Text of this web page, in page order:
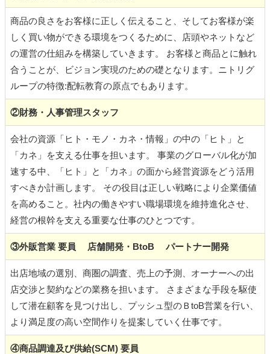
商品の良さをお客様に正しく伝えること、そしてお客様が楽
しく買い物ができる環境をつくるために、店頭やネットなど
の運営の仕組みを構築していきます。 お客様と商品とに触れ
合うことが、ビジョン実現のための礎となります。ニトリグ
ループの特徴:配転教育の原点でもあります。
②財務・人事管理スタッフ
会社の資源「ヒト・モノ・カネ・情報」の中の「ヒト」と
「カネ」を支える仕事を担います。 事業のグローバル化が加
速する中、「ヒト」と「カネ」の面から経営資源をどう活用
すべきか計画します。 その役目は正しい戦略により企業価値
を高めること。社内の働きやすい職場環境を維持進化させ、
経営の根幹を支える重要な仕事のひとつです。
③外販営業 要員 店舗開発・BtoB パートナー開発
出店地域の選別、商圏の調査、売上の予測、オーナーへの出
店交渉と契約などの業務を担います。 さまざまな手段を駆使
して潜在顧客を見つけ出し、プッシュ型のＢtoB営業を行い、
より満足度の高い空間作りを提案していく仕事です。
④商品調達及び供給(SCM) 要員